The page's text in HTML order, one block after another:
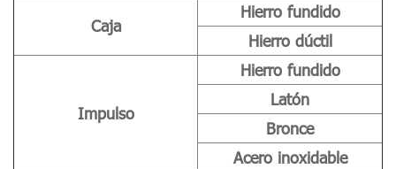
Caja
Hierro fundido
Hierro dúctil
Impulso
Hierro fundido
Latón
Bronce
Acero inoxidable